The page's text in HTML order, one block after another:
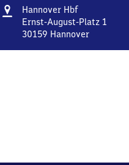
Adresse
Hannover HbfHannover
Hauptbahnhof
Ernst-August-Platz 1
30159 Hannover